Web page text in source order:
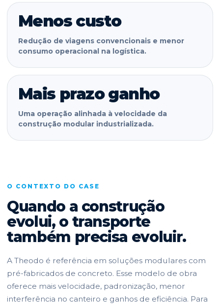
Menos custo
Redução de viagens convencionais e menor
consumo operacional na logística.
Mais prazo ganho
Uma operação alinhada à velocidade da
construção modular industrializada.
O CONTEXTO DO CASE
Quando a construção
evolui, o transporte
também precisa evoluir.
A Theodo é referência em soluções modulares com
pré-fabricados de concreto. Esse modelo de obra
oferece mais velocidade, padronização, menor
interferência no canteiro e ganhos de eficiência. Para